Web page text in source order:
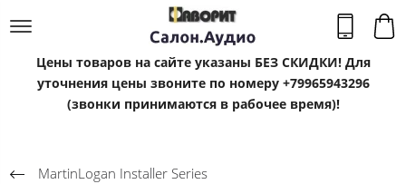
Цены товаров на сайте указаны БЕЗ СКИДКИ! Для
уточнения цены звоните по номеру +79965943296
(звонки принимаются в рабочее время)!
MartinLogan Installer Series